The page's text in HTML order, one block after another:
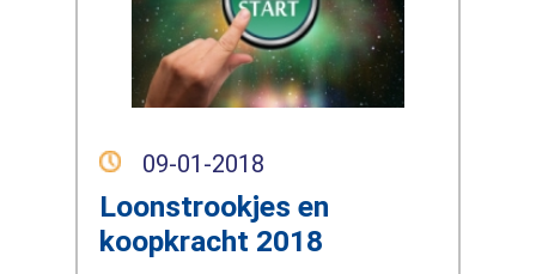
09-01-2018
Loonstrookjes en
koopkracht 2018